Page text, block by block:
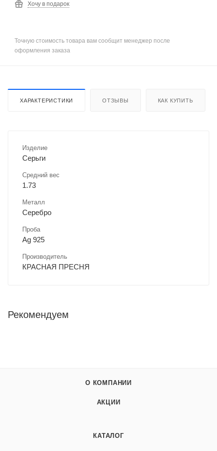
Хочу в подарок
Точную стоимость товара вам сообщит менеджер после
оформления заказа
ХАРАКТЕРИСТИКИ ОТЗЫВЫ КАК КУПИТЬ
Изделие
Серьги
Средний вес
1.73
Металл
Серебро
Проба
Ag 925
Производитель
КРАСНАЯ ПРЕСНЯ
Рекомендуем
О КОМПАНИИ
АКЦИИ
КАТАЛОГ